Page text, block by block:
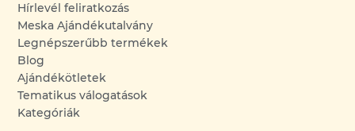
Hírlevél feliratkozás
Meska Ajándékutalvány
Legnépszerűbb termékek
Blog
Ajándékötletek
Tematikus válogatások
Kategóriák